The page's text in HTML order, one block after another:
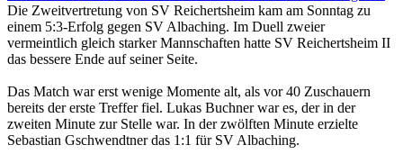
Die Zweitvertretung von SV Reichertsheim kam am Sonntag zu
einem 5:3-Erfolg gegen SV Albaching. Im Duell zweier
vermeintlich gleich starker Mannschaften hatte SV Reichertsheim II
das bessere Ende auf seiner Seite.
Das Match war erst wenige Momente alt, als vor 40 Zuschauern
bereits der erste Treffer fiel. Lukas Buchner war es, der in der
zweiten Minute zur Stelle war. In der zwölften Minute erzielte
Sebastian Gschwendtner das 1:1 für SV Albaching.